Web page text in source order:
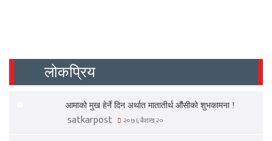
लोकप्रिय
आमाको मुख हेर्ने दिन अर्थात मातातीर्थ औंसीको शुभकामना !
satkarpost २०७६ बैशाख २०